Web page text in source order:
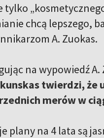
tylko
chcą lepszego,
A. Zuokas.
na wypowiedź
twierdzi, że
merów w
plany na 4 lata są